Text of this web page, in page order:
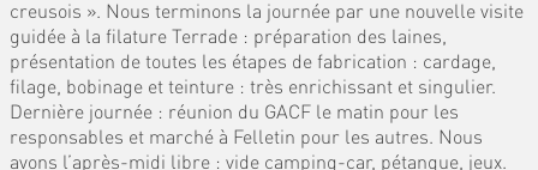
creusois ». Nous terminons la journée par une nouvelle visite
guidée à la filature Terrade : préparation des laines,
présentation de toutes les étapes de fabrication : cardage,
filage, bobinage et teinture : très enrichissant et singulier.
Dernière journée : réunion du GACF le matin pour les
responsables et marché à Felletin pour les autres. Nous
avons l’après-midi libre : vide camping-car, pétanque, jeux.